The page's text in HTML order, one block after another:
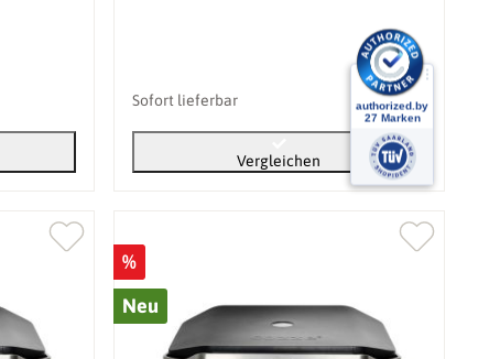
Sofort lieferbar
Vergleichen
%
Neu